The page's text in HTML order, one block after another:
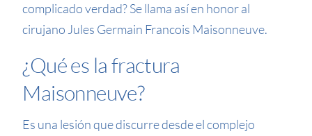
complicado verdad? Se llama así en honor al
cirujano Jules Germain Francois Maisonneuve.
¿Qué es la fractura
Maisonneuve?
Es una lesión que discurre desde el complejo